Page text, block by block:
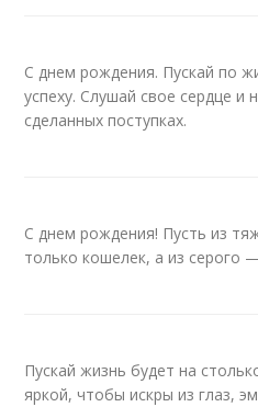
С днем рождения. Пускай по
успеху. Слушай свое сердце и
сделанных поступках.
С днем рождения! Пусть из
только кошелек, а из серого
Пускай жизнь будет на
яркой, чтобы искры из глаз,